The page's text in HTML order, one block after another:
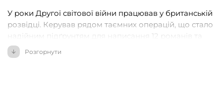
У роки Другої світової війни працював у британській
розвідці. Керував рядом таємних операцій, що стало
надійним підґрунтям для написання 12 романів та
двох збірок оповідань про нескоримого і
пристрасного агента.
Розгорнути